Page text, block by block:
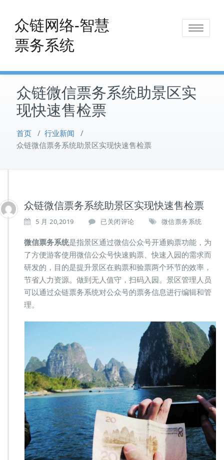
content
众链网络-智慧
票务系统
Toggle
众链微信票务系统助景区实
现快速售检票
首页 / 行业新闻 /
众链微信票务系统助景区实现快速售检票
众链微信票务系统助景区实现快速售检票
5 月 20,2019
众
微
信
票
务
系
统
区
速
售
检
票
已关闭评论 微信票务系统
微信票务系统是指景区通过微信公众号开通购票功能，为
了方便游客使用微信公众号快速购票、快速入园的需求而
研发的，目的是提升景区在购票和验票两个环节的效率，
节省人力资源。做到无人值守，扫码入园。景区管理人员
可以通过众链票务系统对公众号的票务信息进行编辑和管
理。